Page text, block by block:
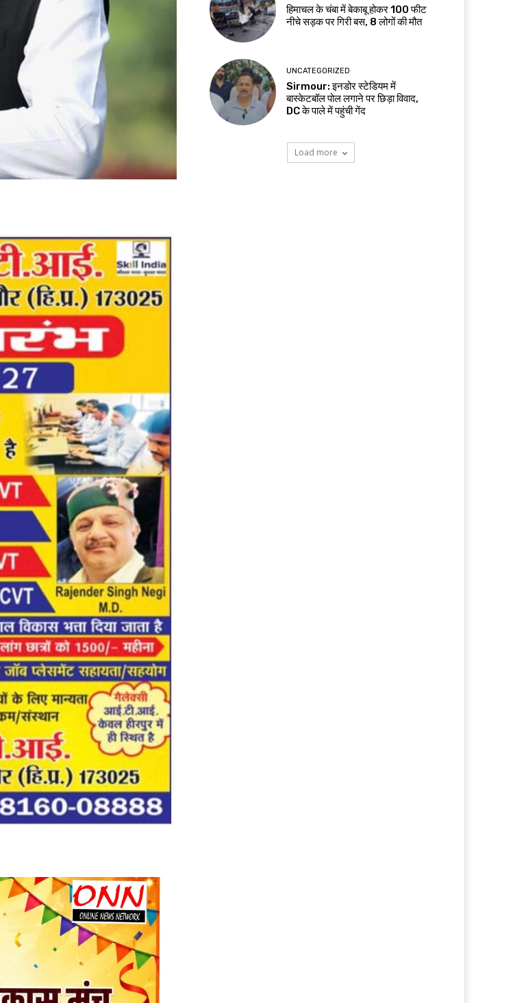
हिमाचल के चंबा में बेकाबू होकर 100 फीट
नीचे सड़क पर गिरी बस, 8 लोगों की मौत
UNCATEGORIZED
Sirmour: इनडोर स्टेडियम में
बास्केटबॉल पोल लगाने पर छिड़ा विवाद,
DC के पाले में पहुंची गेंद
Load more